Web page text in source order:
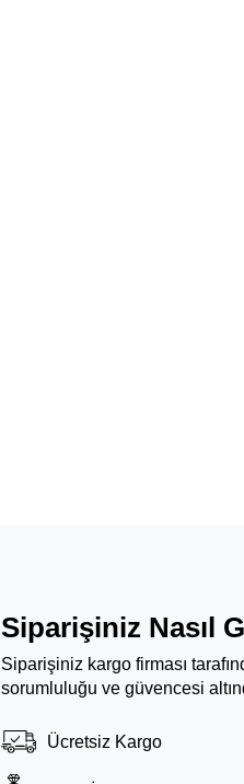
Siparişiniz Nasıl
Siparişiniz kargo firması
sorumluluğu ve güvencesi
Ücretsiz Kargo